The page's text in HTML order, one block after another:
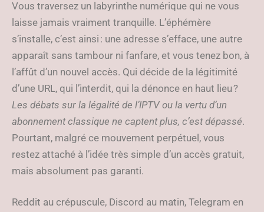
Vous traversez un labyrinthe numérique qui ne vous
laisse jamais vraiment tranquille. L’éphémère
s’installe, c’est ainsi : une adresse s’efface, une autre
apparaît sans tambour ni fanfare, et vous tenez bon, à
l’affût d’un nouvel accès. Qui décide de la légitimité
d’une URL, qui l’interdit, qui la dénonce en haut lieu ?
Les débats sur la légalité de l’IPTV ou la vertu d’un
abonnement classique ne captent plus, c’est dépassé.
Pourtant, malgré ce mouvement perpétuel, vous
restez attaché à l’idée très simple d’un accès gratuit,
mais absolument pas garanti.
Reddit au crépuscule, Discord au matin, Telegram en